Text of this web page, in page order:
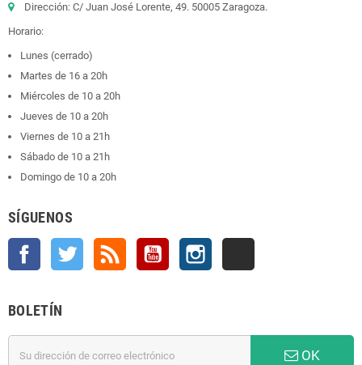
Dirección: C/ Juan José Lorente, 49. 50005 Zaragoza.
Horario:
Lunes (cerrado)
Martes de 16 a 20h
Miércoles de 10 a 20h
Jueves de 10 a 20h
Viernes de 10 a 21h
Sábado de 10 a 21h
Domingo de 10 a 20h
SÍGUENOS
Facebook Twitter YouTube
BOLETÍN
OK